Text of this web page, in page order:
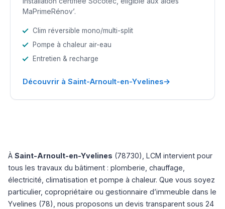
MaPrimeRénov’.
Clim réversible mono/multi-split
Pompe à chaleur air-eau
Entretien & recharge
Découvrir à Saint-Arnoult-en-Yvelines→
À Saint-Arnoult-en-Yvelines (78730), LCM intervient pour
tous les travaux du bâtiment : plomberie, chauffage,
électricité, climatisation et pompe à chaleur. Que vous soyez
particulier, copropriétaire ou gestionnaire d’immeuble dans le
Yvelines (78), nous proposons un devis transparent sous 24